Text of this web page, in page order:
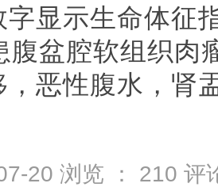
字显示生命体征
腹盆腔软组织肉
，恶性腹水，肾
20 浏览 ： 210 评